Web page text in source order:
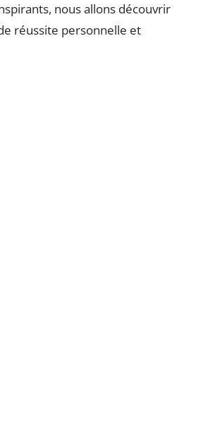
nous allons découvrir
réussite personnelle et